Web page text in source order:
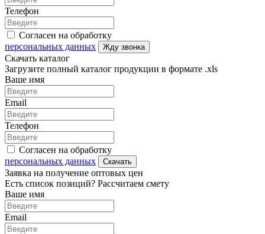
Телефон
Согласен на обработку
персональных данных
Жду звонка
Скачать каталог
Загрузите полный каталог продукции в формате .xls
Ваше имя
Email
Телефон
Согласен на обработку
персональных данных
Скачать
Заявка на получение оптовых цен
Есть список позиций? Рассчитаем смету
Ваше имя
Email